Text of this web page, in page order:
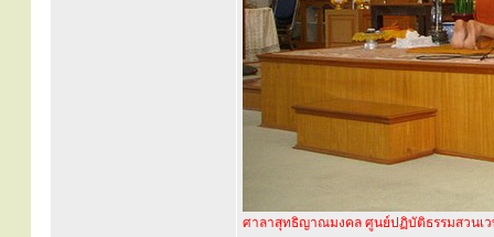
ศาลาสุทธิญาณมงคล ศูนย์ปฏิบัติธรรมสวนเ